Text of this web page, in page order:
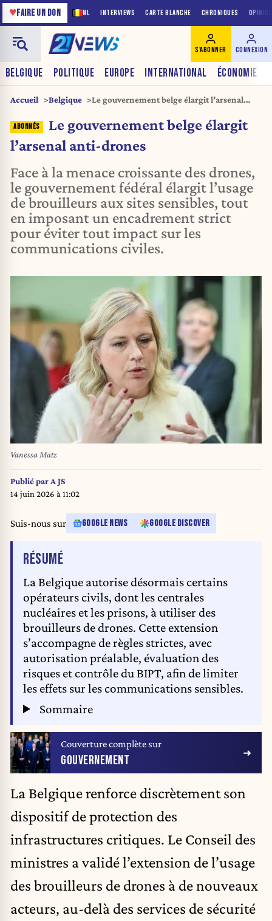
NL INTERVIEWS CARTE BLANCHE CHRONIQUES
♥FAIRE UN DON
BELGIQUE POLITIQUE EUROPE INTERNATIONAL ÉCONOMIE
S'ABONNER CONNEXION
Accueil Belgique
Le gouvernement belge élargit l’arsenal
Le gouvernement belge élargit
l’arsenal anti-drones
Face à la menace croissante des drones,
le gouvernement fédéral élargit l’usage
de brouilleurs aux sites sensibles, tout
en imposant un encadrement strict
pour éviter tout impact sur les
communications civiles.
Vanessa Matz
Publié par A JS
14 juin 2026 à 11:02
Suis-nous sur GOOGLE NEWS GOOGLE DISCOVER
RÉSUMÉDE L'ARTICLE
La Belgique autorise désormais certains
opérateurs civils, dont les centrales
nucléaires et les prisons, à utiliser des
brouilleurs de drones. Cette extension
s’accompagne de règles strictes, avec
autorisation préalable, évaluation des
risques et contrôle du BIPT, afin de limiter
les effets sur les communications sensibles.
Sommaire
Couverture complète sur
GOUVERNEMENT
La Belgique renforce discrètement son
dispositif de protection des
infrastructures critiques. Le Conseil des
ministres a validé l’extension de l’usage
des brouilleurs de drones à de nouveaux
acteurs, au-delà des services de sécurité